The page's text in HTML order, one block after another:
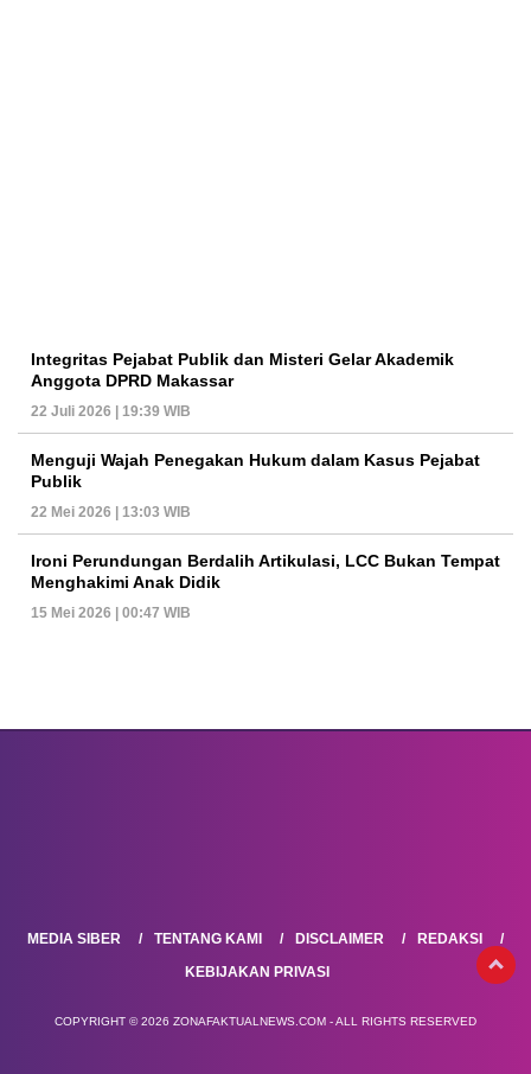
Integritas Pejabat Publik dan Misteri Gelar Akademik
Anggota DPRD Makassar
22 Juli 2026 | 19:39 WIB
Menguji Wajah Penegakan Hukum dalam Kasus Pejabat
Publik
22 Mei 2026 | 13:03 WIB
Ironi Perundungan Berdalih Artikulasi, LCC Bukan Tempat
Menghakimi Anak Didik
15 Mei 2026 | 00:47 WIB
MEDIA SIBER TENTANG KAMI DISCLAIMER
REDAKSI
KEBIJAKAN PRIVASI
COPYRIGHT © 2026 ZONAFAKTUALNEWS.COM - ALL RIGHTS RESERVED